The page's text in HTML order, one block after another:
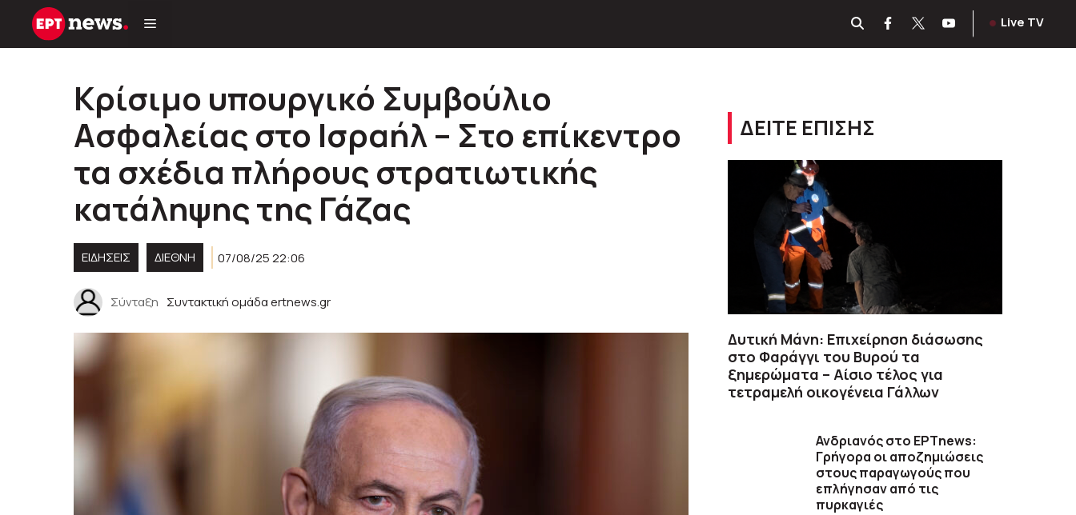
Μετάβαση
Live TV
Κρίσιμο υπουργικό Συμβούλιο
Ασφαλείας στο Ισραήλ – Στο επίκεντρο
τα σχέδια πλήρους στρατιωτικής
κατάληψης της Γάζας
ΕΙΔΗΣΕΙΣ ΔΙΕΘΝΗ 07/08/25 22:06
Σύνταξη Συντακτική ομάδα ertnews.gr
ΔΕΙΤΕ ΕΠΙΣΗΣ
Δυτική Μάνη: Επιχείρηση διάσωσης
στο Φαράγγι του Βυρού τα
ξημερώματα – Αίσιο τέλος για
τετραμελή οικογένεια Γάλλων
Ανδριανός στο ΕΡΤnews:
Γρήγορα οι αποζημιώσεις
στους παραγωγούς που
επλήγησαν από τις
πυρκαγιές